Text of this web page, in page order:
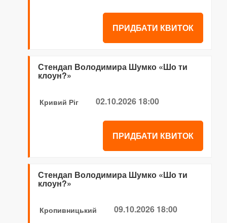
ПРИДБАТИ КВИТОК
Стендап Володимира Шумко «Шо ти
клоун?»
Кривий Ріг 02.10.2026 18:00
ПРИДБАТИ КВИТОК
Стендап Володимира Шумко «Шо ти
клоун?»
Кропивницький 09.10.2026 18:00